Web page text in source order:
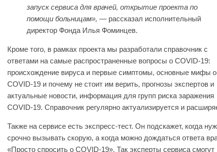
запуск сервиса для врачей, открытие проекта по
помощи больницам», — рассказал исполнительный
директор Фонда Илья Фоминцев.
Кроме того, в рамках проекта мы разработали справочник с
ответами на самые распространенные вопросы о COVID-19:
происхождение вируса и первые симптомы, основные мифы о
COVID-19 и почему не стоит им верить, прогнозы экспертов и
актуальные новости, информация для групп риска заражения
COVID-19. Справочник регулярно актуализируется и
Также на сервисе есть экспресс-тест. Он подскажет, когда
срочно вызывать скорую, а когда можно дождаться ответа
«Просто спросить о COVID-19». Так эксперты сервиса смогут